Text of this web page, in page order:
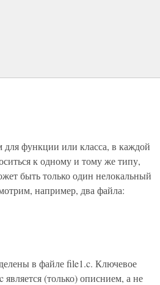
функции или класса, в каждой
к одному и тому же типу,
быть только один нелокальный
например, два файла:
в файле file1.c. Ключевое
(только) описнием, а не